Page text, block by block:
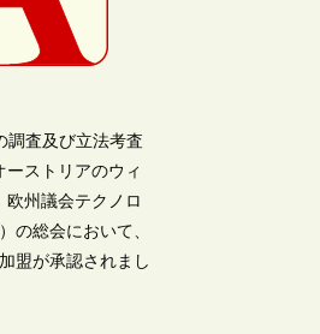
調査及び立法考査
ーストリアのウィ
欧州議会テクノロ
の総会において、
盟が承認されまし